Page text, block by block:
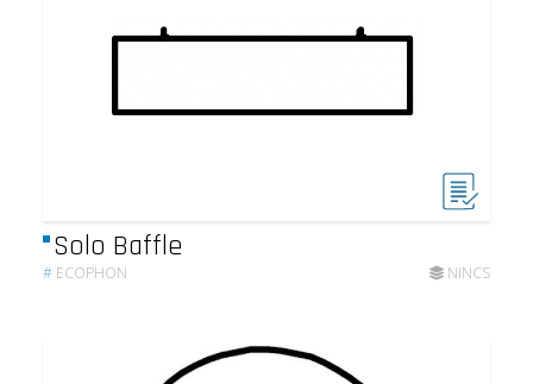
Solo Baffle
# ECOPHON NINCS